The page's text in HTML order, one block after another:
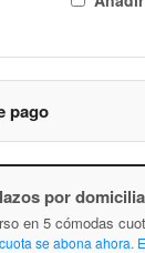
pago
por
en 5 cómodas
se abona ahora.